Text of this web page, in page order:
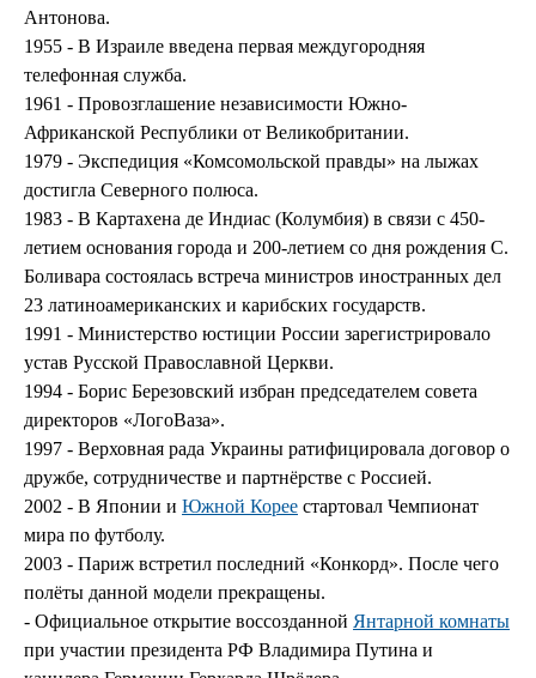
Антонова.
1955 - В Израиле введена первая междугородняя
телефонная служба.
1961 - Провозглашение независимости Южно-
Африканской Республики от Великобритании.
1979 - Экспедиция «Комсомольской правды» на лыжах
достигла Северного полюса.
1983 - В Картахена де Индиас (Колумбия) в связи с 450-
летием основания города и 200-летием со дня рождения С.
Боливара состоялась встреча министров иностранных дел
23 латиноамериканских и карибских государств.
1991 - Министерство юстиции России зарегистрировало
устав Русской Православной Церкви.
1994 - Борис Березовский избран председателем совета
директоров «ЛогоВаза».
1997 - Верховная рада Украины ратифицировала договор о
дружбе, сотрудничестве и партнёрстве с Россией.
2002 - В Японии и Южной Корее стартовал Чемпионат
мира по футболу.
2003 - Париж встретил последний «Конкорд». После чего
полёты данной модели прекращены.
- Официальное открытие воссозданной Янтарной комнаты
при участии президента РФ Владимира Путина и